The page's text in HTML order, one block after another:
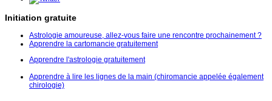
Initiation gratuite
Astrologie amoureuse, allez-vous faire une rencontre prochainement ?
Apprendre la cartomancie gratuitement
Apprendre l'astrologie gratuitement
Apprendre à lire les lignes de la main (chiromancie appelée également
chirologie)